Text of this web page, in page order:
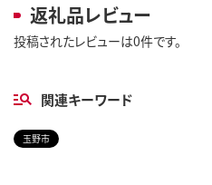
返礼品レビュー
投稿されたレビューは0件です。
関連キーワード
玉野市